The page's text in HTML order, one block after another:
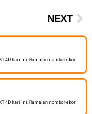
NEXT
4D hari ini. Ramalan nombor ekor
4D hari ini. Ramalan nombor ekor